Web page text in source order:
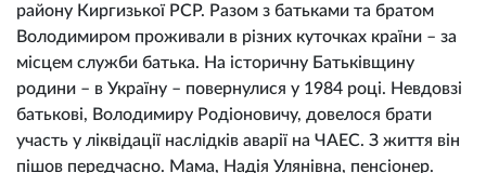
району Киргизької РСР. Разом з батьками та братом
Володимиром проживали в різних куточках країни – за
місцем служби батька. На історичну Батьківщину
родини – в Україну – повернулися у 1984 році. Невдовзі
батькові, Володимиру Родіоновичу, довелося брати
участь у ліквідації наслідків аварії на ЧАЕС. З життя він
пішов передчасно. Мама, Надія Улянівна, пенсіонер.